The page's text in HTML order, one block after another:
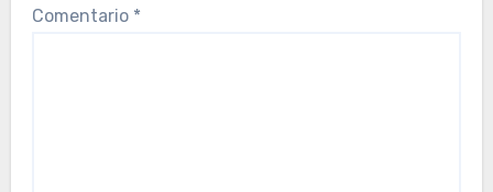
Comentario *